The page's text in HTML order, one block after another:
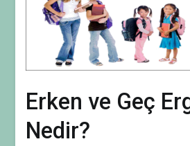
Erken ve Geç
Nedir?